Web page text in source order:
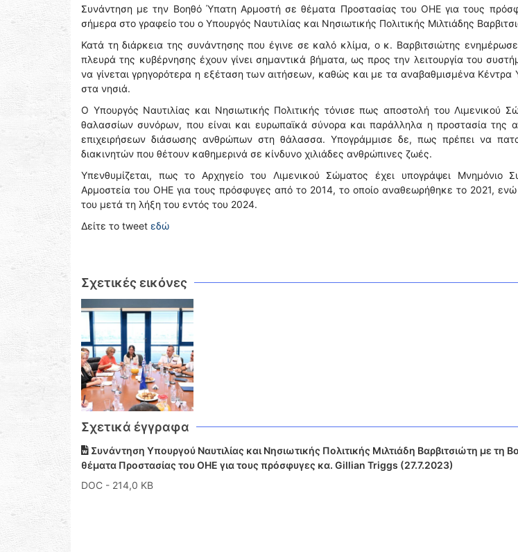
Συνάντηση με την Βοηθό Ύπατη Αρμοστή σε θέματα Προστασίας του ΟΗΕ για τους
σήμερα στο γραφείο του ο Υπουργός Ναυτιλίας και Νησιωτικής Πολιτικής Μιλτιάδης
Κατά τη διάρκεια της συνάντησης που έγινε σε καλό κλίμα, ο κ. Βαρβιτσιώτης
πλευρά της κυβέρνησης έχουν γίνει σημαντικά βήματα, ως προς την λειτουργία του
να γίνεται γρηγορότερα η εξέταση των αιτήσεων, καθώς και με τα αναβαθμισμένα Κέντρα
στα νησιά.
Ο Υπουργός Ναυτιλίας και Νησιωτικής Πολιτικής τόνισε πως αποστολή του Λιμενικού
θαλασσίων συνόρων, που είναι και ευρωπαϊκά σύνορα και παράλληλα η προστασία της
επιχειρήσεων διάσωσης ανθρώπων στη θάλασσα. Υπογράμμισε δε, πως πρέπει να
διακινητών που θέτουν καθημερινά σε κίνδυνο χιλιάδες ανθρώπινες ζωές.
Υπενθυμίζεται, πως το Αρχηγείο του Λιμενικού Σώματος έχει υπογράψει Μνημόνιο
Αρμοστεία του ΟΗΕ για τους πρόσφυγες από το 2014, το οποίο αναθεωρήθηκε το 2021,
του μετά τη λήξη του εντός του 2024.
Δείτε το tweet εδώ
Σχετικές εικόνες
Σχετικά έγγραφα
Συνάντηση Υπουργού Ναυτιλίας και Νησιωτικής Πολιτικής Μιλτιάδη Βαρβιτσιώτη με
θέματα Προστασίας του ΟΗΕ για τους πρόσφυγες κα. Gillian Triggs (27.7.2023)
DOC - 214,0 KB